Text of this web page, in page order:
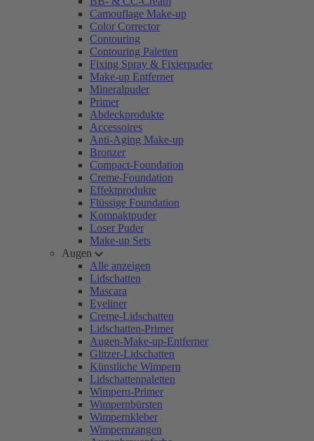
Camouflage Make-up
Color Corrector
Contouring
Contouring Paletten
Fixing Spray & Fixierpuder
Make-up Entferner
Mineralpuder
Primer
Abdeckprodukte
Accessoires
Anti-Aging Make-up
Bronzer
Compact-Foundation
Creme-Foundation
Effektprodukte
Flüssige Foundation
Kompaktpuder
Loser Puder
Make-up Sets
Augen
Alle anzeigen
Lidschatten
Mascara
Eyeliner
Creme-Lidschatten
Lidschatten-Primer
Augen-Make-up-Entferner
Glitzer-Lidschatten
Künstliche Wimpern
Lidschattenpaletten
Wimpern-Primer
Wimpernbürsten
Wimpernkleber
Wimpernzangen